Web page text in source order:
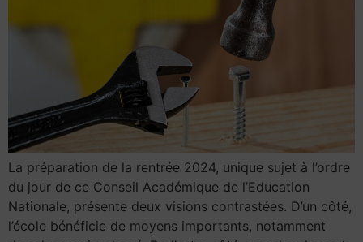
La préparation de la rentrée 2024, unique sujet à l’ordre
du jour de ce Conseil Académique de l’Education
Nationale, présente deux visions contrastées. D’un côté,
l’école bénéficie de moyens importants, notamment